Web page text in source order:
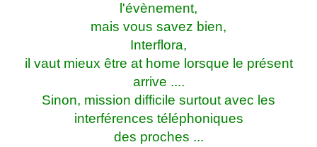
l'évènement,
mais vous savez bien,
Interflora,
il vaut mieux être at home lorsque le présent
arrive ....
Sinon, mission difficile surtout avec les
interférences téléphoniques
des proches ...